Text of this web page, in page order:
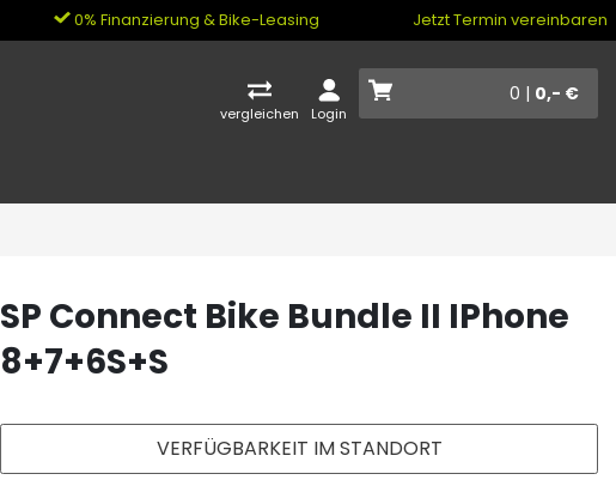
0% Finanzierung & Bike-Leasing Jetzt Termin vereinbaren
vergleichen Login
0 | 0,- €
SP Connect Bike Bundle II IPhone
8+7+6S+S
VERFÜGBARKEIT IM STANDORT